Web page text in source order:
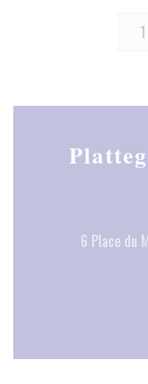
1
6 Place du